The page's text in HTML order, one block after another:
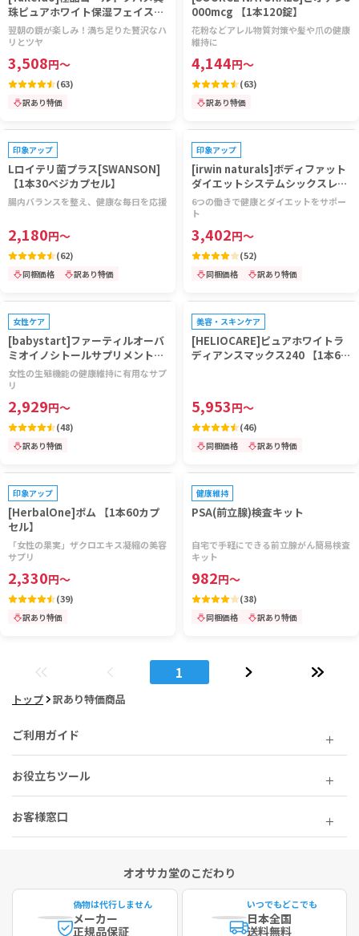
珠ピュアホワイト保湿フェイスパ
ック 【1箱6枚】
翌朝の鏡が楽しみ！満ち足りた贅沢なハ
リとツヤ
3,508円～
(63)
訳あり特価
000mcg 【1本120錠】
花粉などアレル物質対策や髪や爪の健康
維持に
4,144円～
(63)
訳あり特価
印象アップ
Lロイテリ菌プラス[SWANSON]
【1本30ベジカプセル】
腸内バランスを整え、健康な毎日を応援
2,180円～
(62)
同梱価格 訳あり特価
印象アップ
[irwin naturals]ボディファット
ダイエットシステムシックスレッ
ド 【1本72ソフトジェル】
6つの働きで健康とダイエットをサポー
ト
3,402円～
(52)
同梱価格
訳あり特価
女性ケア
[babystart]ファーティルオーバ
ミオイノシトールサプリメント
(女性用) 【1箱30袋】
女性の生殖機能の健康維持に有用なサプ
リ
2,929円～
(48)
訳あり特価
美容・スキンケア
[HELIOCARE]ピュアホワイトラ
ディアンスマックス240 【1本60
5,953円～
(46)
同梱価格 訳あり特価
印象アップ
[HerbalOne]ポム 【1本60カプ
セル】
「女性の果実」ザクロエキス凝縮の美容
サプリ
2,330円～
(39)
訳あり特価
健康維持
PSA(前立腺)検査キット
自宅で手軽にできる前立腺がん簡易検査
キット
982円～
(38)
同梱価格 訳あり特価
1
トップ 訳あり特価商品
ご利用ガイド
お役立ちツール
お客様窓口
オオサカ堂のこだわり
偽物は代行しません
メーカー
正規品保証
いつでもどこでも
日本全国
送料無料